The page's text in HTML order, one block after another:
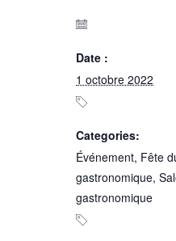
Date :
1 octobre 2022
Categories:
Événement, Fête
gastronomique,
gastronomique